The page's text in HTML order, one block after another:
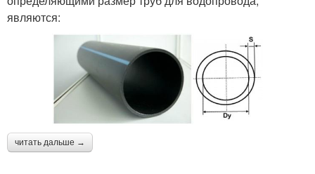
являются:
читать дальше →